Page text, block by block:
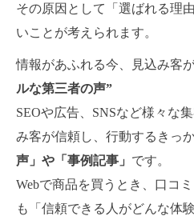
その原因として「選ばれる理
いことが考えられます。
情報があふれる今、見込み客
ルな第三者の声”
SEOや広告、SNSなど様々な
み客が信頼し、行動するきっ
声」や「事例記事」 です。
Webで商品を買うとき、口コ
も「信頼できる人がどんな体